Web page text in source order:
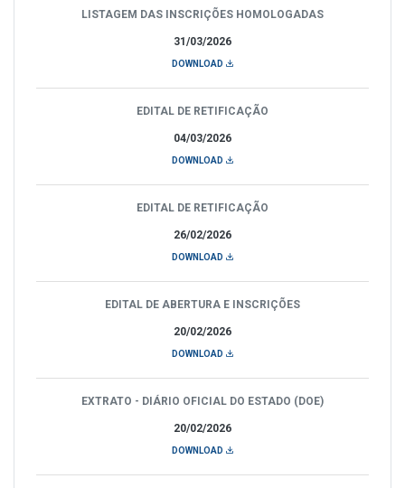
31/03/2026
LISTAGEM DAS INSCRIÇÕES HOMOLOGADAS
DOWNLOAD
04/03/2026
EDITAL DE RETIFICAÇÃO
DOWNLOAD
26/02/2026
EDITAL DE RETIFICAÇÃO
DOWNLOAD
20/02/2026
EDITAL DE ABERTURA E INSCRIÇÕES
DOWNLOAD
20/02/2026
EXTRATO - DIÁRIO OFICIAL DO ESTADO (DOE)
DOWNLOAD